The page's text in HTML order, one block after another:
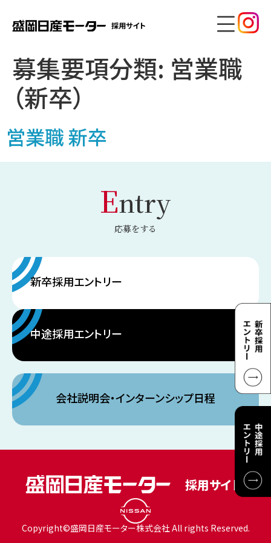
募集要項分類: 営業職
（新卒）
営業職 新卒
Entry
応募をする
新卒採用エントリー
中途採用エントリー
会社説明会・インターンシップ日程
Copyright©盛岡日産モーター株式会社 All rights Reserved.